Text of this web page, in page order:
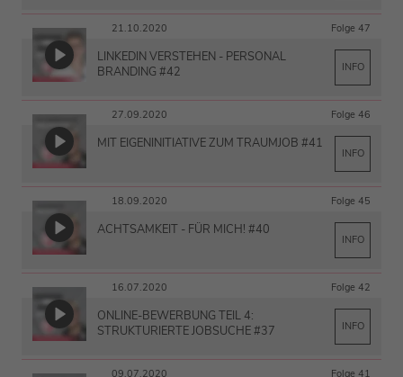
21.10.2020 Folge 47
LINKEDIN VERSTEHEN - PERSONAL
BRANDING #42
INFO
27.09.2020 Folge 46
MIT EIGENINITIATIVE ZUM TRAUMJOB #41
INFO
18.09.2020 Folge 45
ACHTSAMKEIT - FÜR MICH! #40
INFO
16.07.2020 Folge 42
ONLINE-BEWERBUNG TEIL 4:
STRUKTURIERTE JOBSUCHE #37
INFO
09.07.2020 Folge 41